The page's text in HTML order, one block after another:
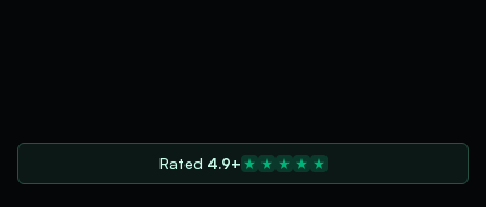
Rated 4.9+